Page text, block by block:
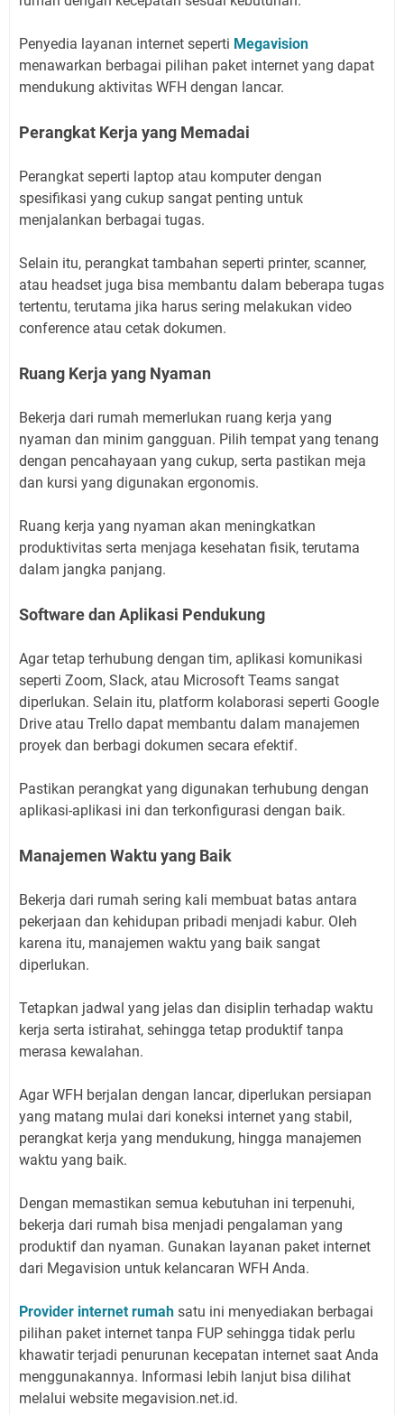
Penyedia layanan internet seperti Megavision
menawarkan berbagai pilihan paket internet yang dapat
mendukung aktivitas WFH dengan lancar.
Perangkat Kerja yang Memadai
Perangkat seperti laptop atau komputer dengan
spesifikasi yang cukup sangat penting untuk
menjalankan berbagai tugas.
Selain itu, perangkat tambahan seperti printer, scanner,
atau headset juga bisa membantu dalam beberapa tugas
tertentu, terutama jika harus sering melakukan video
conference atau cetak dokumen.
Ruang Kerja yang Nyaman
Bekerja dari rumah memerlukan ruang kerja yang
nyaman dan minim gangguan. Pilih tempat yang tenang
dengan pencahayaan yang cukup, serta pastikan meja
dan kursi yang digunakan ergonomis.
Ruang kerja yang nyaman akan meningkatkan
produktivitas serta menjaga kesehatan fisik, terutama
dalam jangka panjang.
Software dan Aplikasi Pendukung
Agar tetap terhubung dengan tim, aplikasi komunikasi
seperti Zoom, Slack, atau Microsoft Teams sangat
diperlukan. Selain itu, platform kolaborasi seperti Google
Drive atau Trello dapat membantu dalam manajemen
proyek dan berbagi dokumen secara efektif.
Pastikan perangkat yang digunakan terhubung dengan
aplikasi-aplikasi ini dan terkonfigurasi dengan baik.
Manajemen Waktu yang Baik
Bekerja dari rumah sering kali membuat batas antara
pekerjaan dan kehidupan pribadi menjadi kabur. Oleh
karena itu, manajemen waktu yang baik sangat
diperlukan.
Tetapkan jadwal yang jelas dan disiplin terhadap waktu
kerja serta istirahat, sehingga tetap produktif tanpa
merasa kewalahan.
Agar WFH berjalan dengan lancar, diperlukan persiapan
yang matang mulai dari koneksi internet yang stabil,
perangkat kerja yang mendukung, hingga manajemen
waktu yang baik.
Dengan memastikan semua kebutuhan ini terpenuhi,
bekerja dari rumah bisa menjadi pengalaman yang
produktif dan nyaman. Gunakan layanan paket internet
dari Megavision untuk kelancaran WFH Anda.
Provider internet rumah satu ini menyediakan berbagai
pilihan paket internet tanpa FUP sehingga tidak perlu
khawatir terjadi penurunan kecepatan internet saat Anda
menggunakannya. Informasi lebih lanjut bisa dilihat
melalui website megavision.net.id.